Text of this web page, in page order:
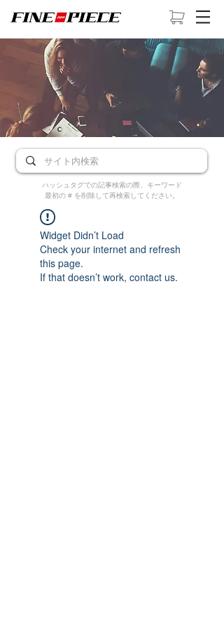
ハッシュタグでの記事検索の際、キーワード
最初の # を削除して再検索してください。
Widget Didn’t Load
Check your internet and refresh
this page.
If that doesn’t work, contact us.